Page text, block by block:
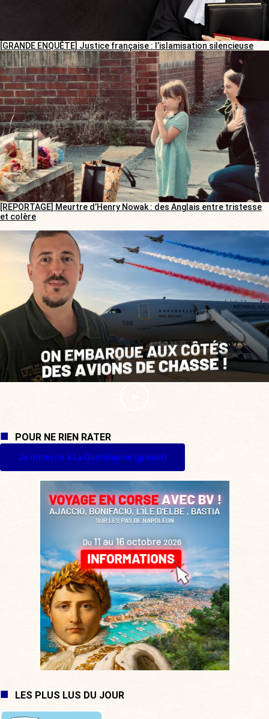
[GRANDE ENQUÊTE] Justice française : l’islamisation silencieuse
[REPORTAGE] Meurtre d’Henry Nowak : des Anglais entre tristesse
et colère
POUR NE RIEN RATER
Je m'inscris à La Quotidienne (gratuit)
LES PLUS LUS DU JOUR